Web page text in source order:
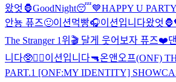
왔엇🦍GoodNight😴💙HAPPY U
안뇽 퓨즈🙂이션먹빵🎧이션입니다왔엇
The Stranger 1위🎬 달게 웃어보자 퓨즈❤️
니다🥸❤️‍🔥이션입니다🔫온앤오프(ONF)
PART.1 [ONF:MY IDENTITY]